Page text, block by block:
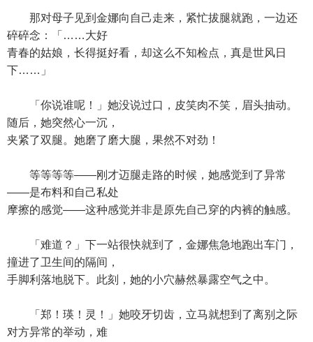
那对母子见到金娜向自己走来，紧忙拔腿就跑，一边还
碎碎念：「……大好
青春的姑娘，长得挺好看，却这么不知检点，真是世风日
下……」
「你说谁呢！」她没说过口，皮笑肉不笑，眉头抽动。
随后，她突然心一沉，
夹紧了双腿。她磨了磨大腿，果然不对劲！
等等等等——刚才迈腿走路的时候，她感觉到了异常
——是布料和自己私处
摩擦的感觉——这种感觉并非是原先自己穿的内裤的触感。
「难道？」下一站很快就到了，金娜焦急地跑出车门，
撞进了卫生间的隔间，
手脚利落地脱下。此刻，她的小穴赫然暴露空气之中。
「郑！瑛！灵！」她咬牙切齿，立马就想到了离别之际
对方异常的举动，难